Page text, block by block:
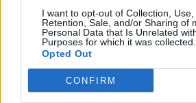
I want to opt-out of Collection, Use,
Retention, Sale, and/or Sharing of
Personal Data that Is Unrelated
Purposes for which it was collected.
Opted Out
CONFIRM
vakarą. Kalėdinis laikotarpis
akimirkas su šeima, todėl tą
pajusti kuo anksčiau ir
Tampa dar smagiau ir
šeima.